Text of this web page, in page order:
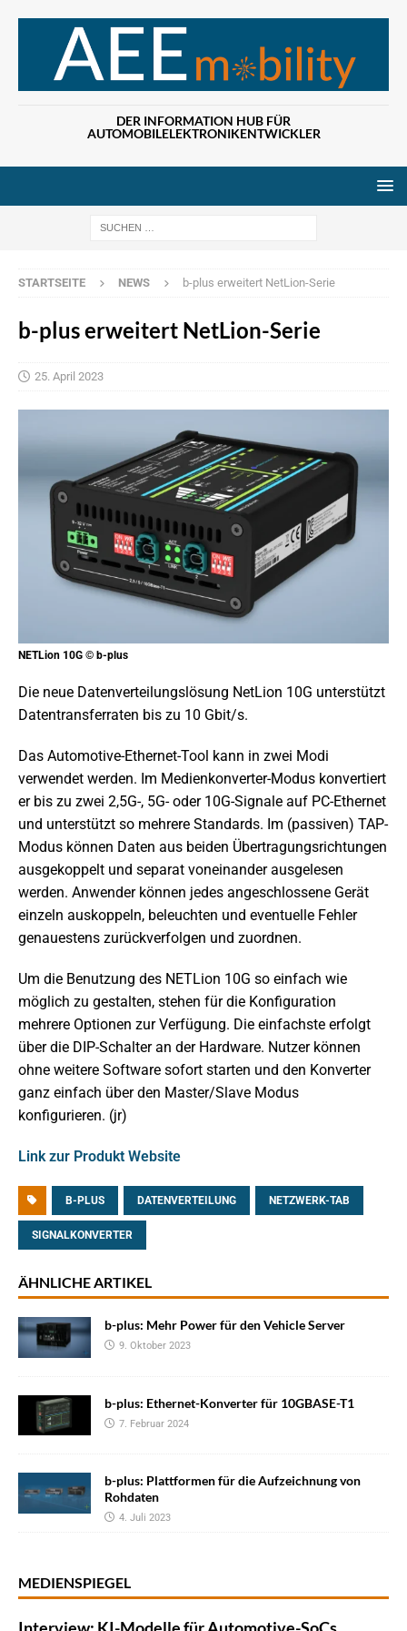
DER INFORMATION HUB FÜR
AUTOMOBILELEKTRONIKENTWICKLER
STARTSEITE NEWS b-plus erweitert NetLion-Serie
b-plus erweitert NetLion-Serie
25. April 2023
NETLion 10G © b-plus
Die neue Datenverteilungslösung NetLion 10G unterstützt
Datentransferraten bis zu 10 Gbit/s.
Das Automotive-Ethernet-Tool kann in zwei Modi
verwendet werden. Im Medienkonverter-Modus konvertiert
er bis zu zwei 2,5G-, 5G- oder 10G-Signale auf PC-Ethernet
und unterstützt so mehrere Standards. Im (passiven) TAP-
Modus können Daten aus beiden Übertragungsrichtungen
ausgekoppelt und separat voneinander ausgelesen
werden. Anwender können jedes angeschlossene Gerät
einzeln auskoppeln, beleuchten und eventuelle Fehler
genauestens zurückverfolgen und zuordnen.
Um die Benutzung des NETLion 10G so einfach wie
möglich zu gestalten, stehen für die Konfiguration
mehrere Optionen zur Verfügung. Die einfachste erfolgt
über die DIP-Schalter an der Hardware. Nutzer können
ohne weitere Software sofort starten und den Konverter
ganz einfach über den Master/Slave Modus
konfigurieren. (jr)
Link zur Produkt Website
B-PLUS DATENVERTEILUNG NETZWERK-TAB
SIGNALKONVERTER
ÄHNLICHE ARTIKEL
b-plus: Mehr Power für den Vehicle Server
9. Oktober 2023
b-plus: Ethernet-Konverter für 10GBASE-T1
7. Februar 2024
b-plus: Plattformen für die Aufzeichnung von
Rohdaten
4. Juli 2023
MEDIENSPIEGEL